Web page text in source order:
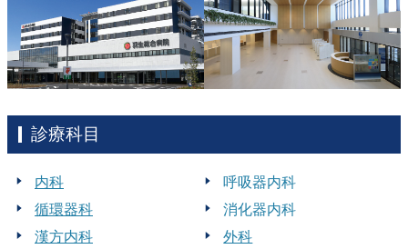
診療科目
内科
呼吸器内科
循環器科
消化器内科
漢方内科
外科